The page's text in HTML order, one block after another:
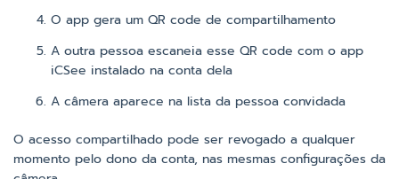
O app gera um QR code de compartilhamento
A outra pessoa escaneia esse QR code com o app
iCSee instalado na conta dela
A câmera aparece na lista da pessoa convidada
O acesso compartilhado pode ser revogado a qualquer
momento pelo dono da conta, nas mesmas configurações da